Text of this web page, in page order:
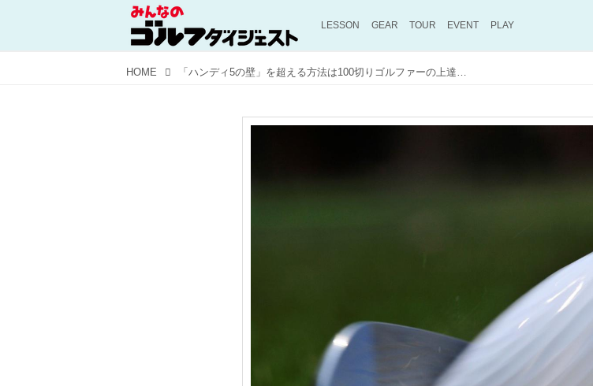
LESSON GEAR TOUR EVENT PLAY
HOME 「ハンディ5の壁」を超える方法は100切りゴルファーの上達にも直結する!? シングルさんが語る上手くなるための“感覚磨き“のススメ